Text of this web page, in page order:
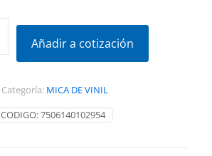
Añadir a cotización
CODIGO:7506140102954
Categoría: MICA DE VINIL